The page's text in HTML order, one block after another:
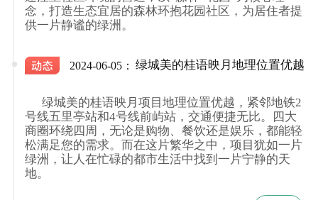
念，打造生态宜居的森林环抱花园社区，为居住者提
供一片静谧的绿洲。
2024-06-05： 绿城美的桂语映月地理位置优越
      绿城美的桂语映月项目地理位置优越，紧邻地铁2
号线五里亭站和4号线前屿站，交通便捷无比。四大
商圈环绕四周，无论是购物、餐饮还是娱乐，都能轻
松满足您的需求。而在这片繁华之中，项目犹如一片
绿洲，让人在忙碌的都市生活中找到一片宁静的天
地。